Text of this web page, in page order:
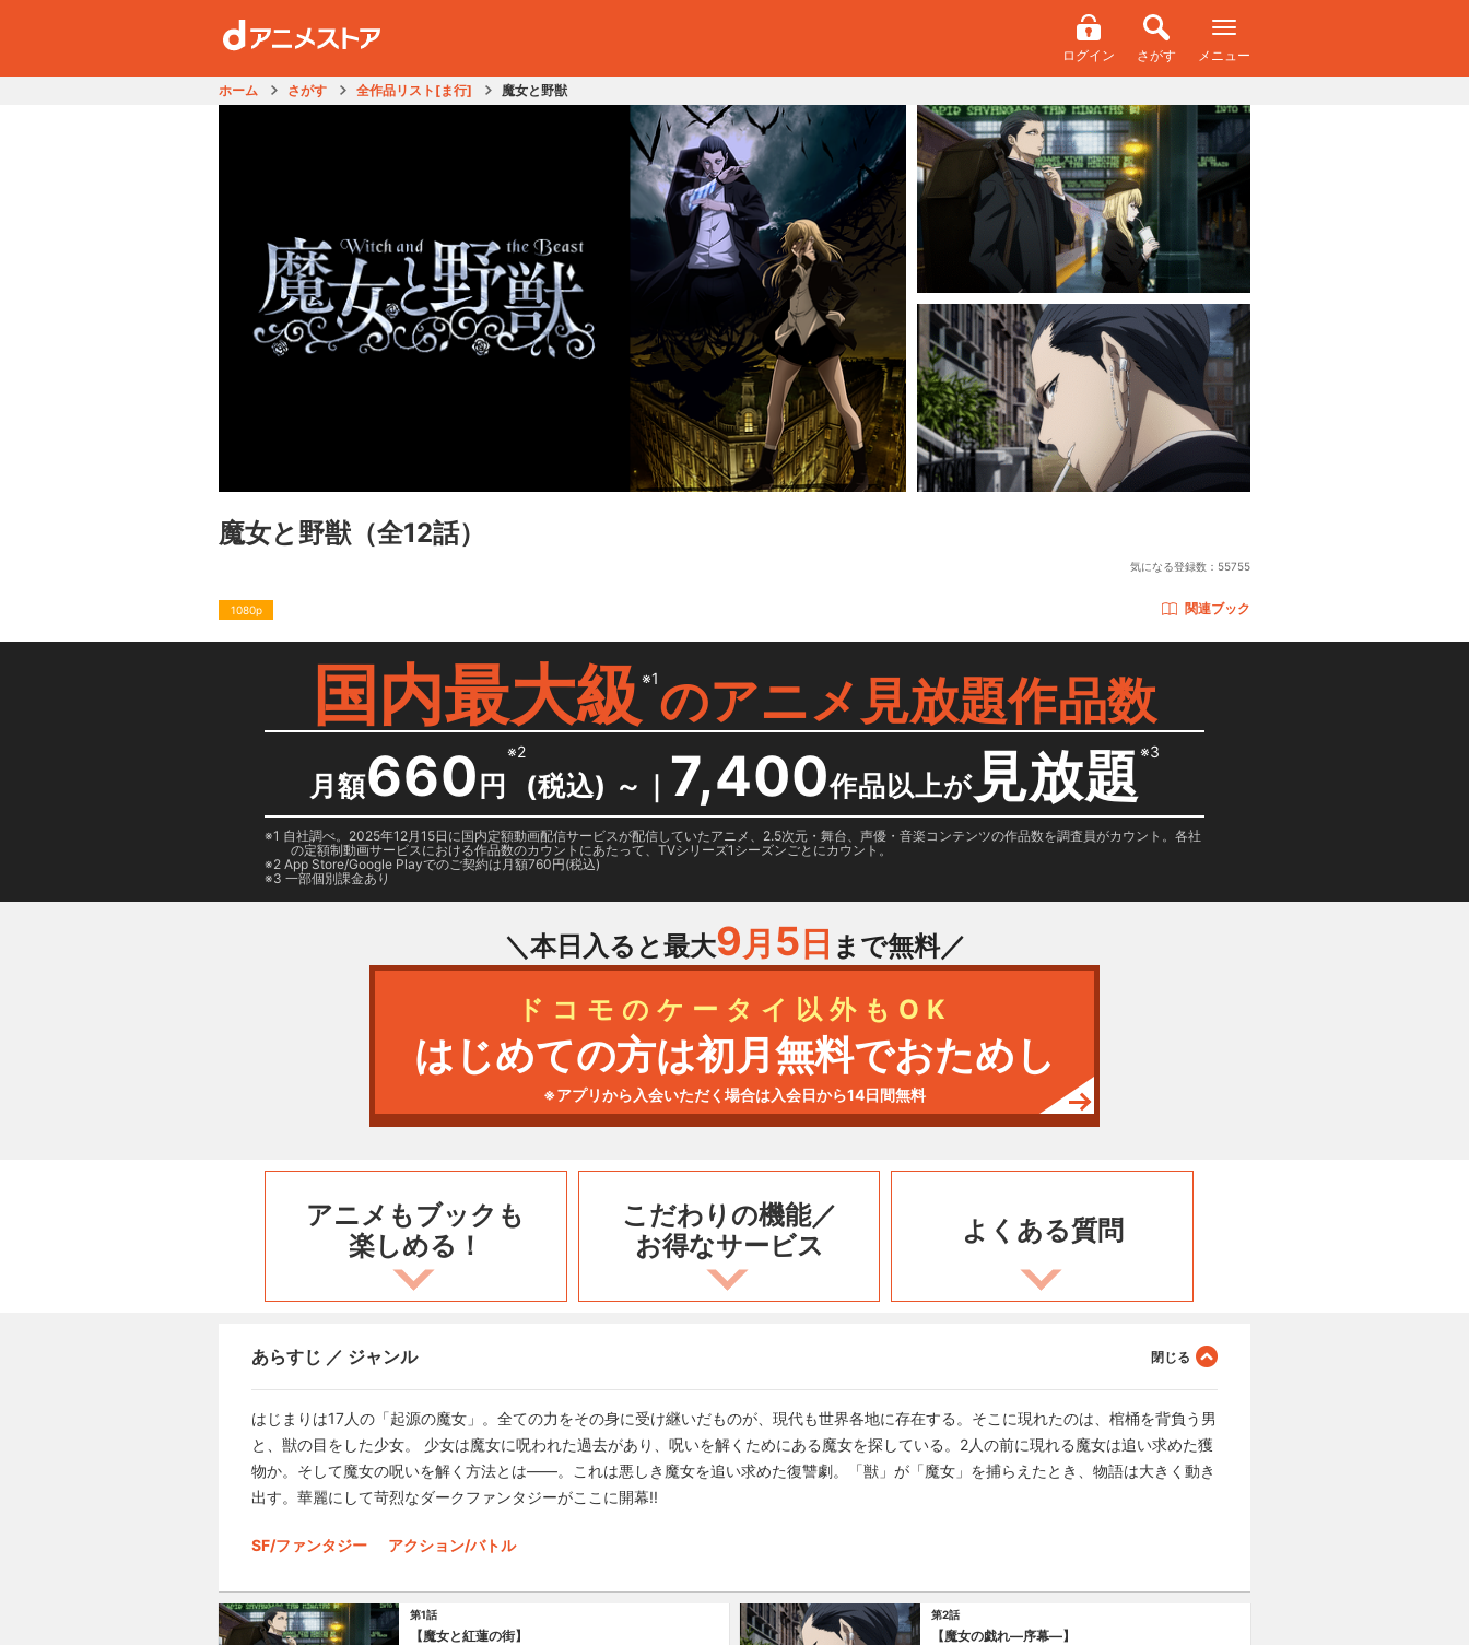
ログイン さがす メニュー
ホーム さがす 全作品リスト[ま行] 魔女と野獣
魔女と野獣 （全12話）
気になる登録数： 55755
1080p 関連ブック
国内最大級 ※1のアニメ見放題作品数
月額660 円
※2
(税込) ～ ｜ 7,400作品以上が 見放題※3
1 自社調べ。2025年12月15日に国内定額動画配信サービスが配信していたアニメ、2.5次元・舞台、声優・音楽コンテンツの作品数を調査員がカウント。各社
の定額制動画サービスにおける作品数のカウントにあたって、TVシリーズ1シーズンごとにカウント。
2 App Store/Google Playでのご契約は月額760円(税込)
3 一部個別課金あり
＼本日入ると最大9月 5 日 まで無料／
ドコモのケータイ以外もOK
はじめての方は初月無料でおためし
※アプリから入会いただく場合は入会日から14日間無料
アニメもブックも
楽しめる！
こだわりの機能／
お得なサービス
よくある質問
あらすじ ／ ジャンル
はじまりは17人の「起源の魔女」。全ての力をその身に受け継いだものが、現代も世界各地に存在する。そこに現れたのは、棺桶を背負う男
と、獣の目をした少女。 少女は魔女に呪われた過去があり、呪いを解くためにある魔女を探している。2人の前に現れる魔女は追い求めた獲
物か。そして魔女の呪いを解く方法とは――。これは悪しき魔女を追い求めた復讐劇。「獣」が「魔女」を捕らえたとき、物語は大きく動き
出す。華麗にして苛烈なダークファンタジーがここに開幕!!
SF/ファンタジー アクション/バトル
第1話
【魔女と紅蓮の街】
第2話
【魔女の戯れ―序幕―】